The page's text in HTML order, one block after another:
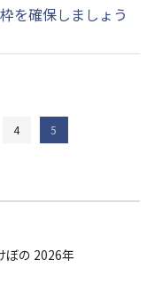
を確保しましょう
4 5
ぼの 2026年